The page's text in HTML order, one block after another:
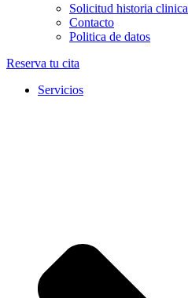
Solicitud historia clinica
Contacto
Politica de datos
Reserva tu cita
Servicios